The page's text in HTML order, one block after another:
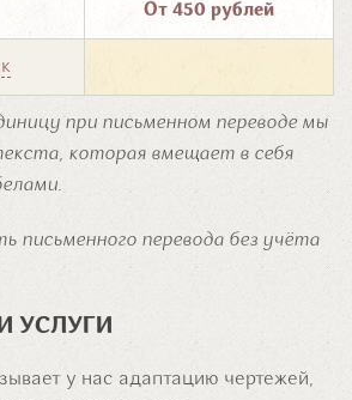
От 450 рублей
при письменном переводе мы
которая вмещает в себя
письменного перевода без учёта
УСЛУГИ
у нас адаптацию чертежей,